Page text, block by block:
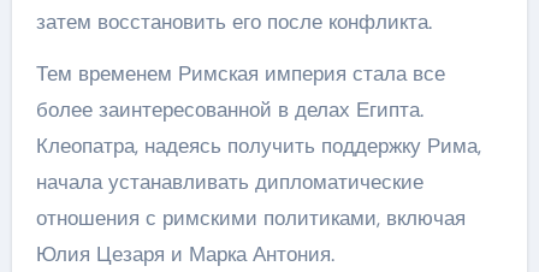
затем восстановить его после конфликта.
Тем временем Римская империя стала все
более заинтересованной в делах Египта.
Клеопатра, надеясь получить поддержку Рима,
начала устанавливать дипломатические
отношения с римскими политиками, включая
Юлия Цезаря и Марка Антония.